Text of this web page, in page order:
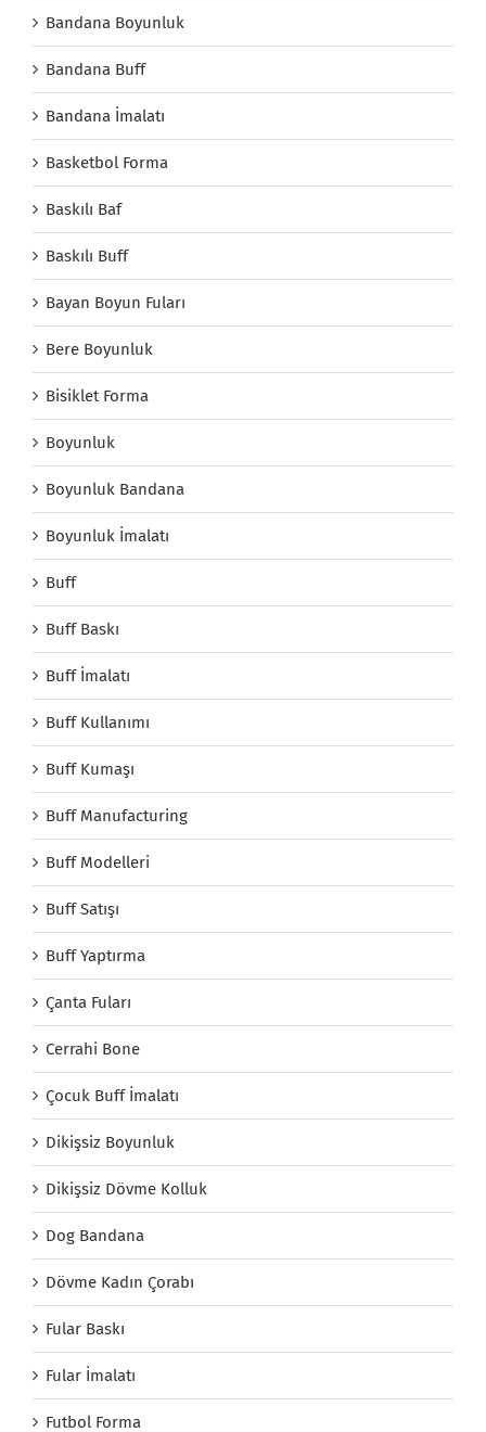
Bandana Boyunluk
Bandana Buff
Bandana İmalatı
Basketbol Forma
Baskılı Baf
Baskılı Buff
Bayan Boyun Fuları
Bere Boyunluk
Bisiklet Forma
Boyunluk
Boyunluk Bandana
Boyunluk İmalatı
Buff
Buff Baskı
Buff İmalatı
Buff Kullanımı
Buff Kumaşı
Buff Manufacturing
Buff Modelleri
Buff Satışı
Buff Yaptırma
Çanta Fuları
Cerrahi Bone
Çocuk Buff İmalatı
Dikişsiz Boyunluk
Dikişsiz Dövme Kolluk
Dog Bandana
Dövme Kadın Çorabı
Fular Baskı
Fular İmalatı
Futbol Forma